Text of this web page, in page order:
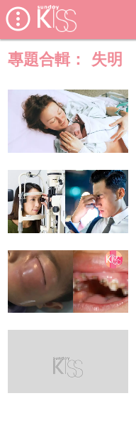
專題合輯： 失明